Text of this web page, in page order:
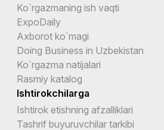
Ko`rgazmaning ish vaqti
ExpoDaily
Axborot ko`magi
Doing Business in Uzbekistan
Ko`rgazma natijalari
Rasmiy katalog
Ishtirokchilarga
Ishtirok etishning afzalliklari
Tashrif buyuruvchilar tarkibi